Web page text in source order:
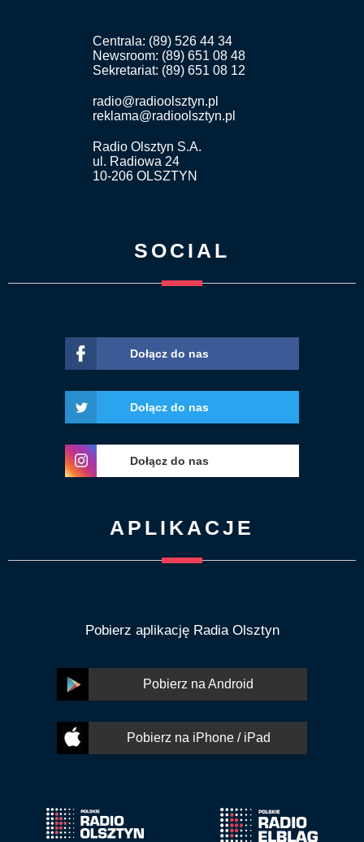
Centrala: (89) 526 44 34
Newsroom: (89) 651 08 48
Sekretariat: (89) 651 08 12
radio@radioolsztyn.pl
reklama@radioolsztyn.pl
Radio Olsztyn S.A.
ul. Radiowa 24
10-206 OLSZTYN
SOCIAL
Dołącz do nas
Dołącz do nas
Dołącz do nas
APLIKACJE
Pobierz aplikację Radia Olsztyn
Pobierz na Android
Pobierz na iPhone / iPad